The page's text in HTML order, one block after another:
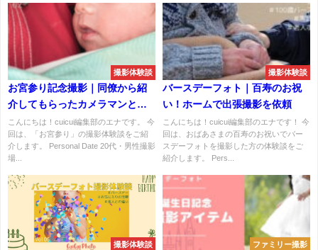
撮影体験談
お宮参り記念撮影｜同僚から紹
介してもらったカメラマンとの
撮影体験談
こんにちは！cuicui編集部のエナです。 今
回は、「お宮参り」の撮影体験談をご紹
介します。 Personal Date 20代・男性撮影
場...
撮影体験談
バースデーフォト｜百寿のお祝
い！ホームで出張撮影を依頼
こんにちは！cuicui編集部のエナです！ 今
回は、おばあさまの百寿のお祝いでバー
スデーフォトを撮影した方の体験談をご
紹介します。 Pers...
撮影体験談 ファミリー撮影